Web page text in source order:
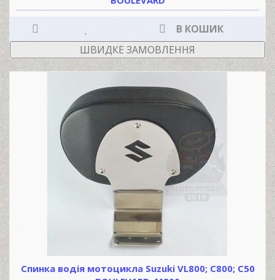
В КОШИК
ШВИДКЕ ЗАМОВЛЕННЯ
Спинка водія мотоцикла Suzuki VL800; C800; C50